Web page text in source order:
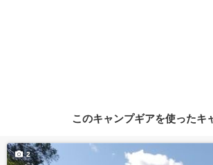
このキャンプギアを使ったキ
2